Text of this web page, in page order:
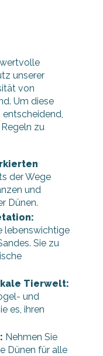
unserer
von
Um diese
zu
der Wege
und
Dünen.
lebenswichtige
Sie zu
Tierwelt:
und
es, ihren
Nehmen Sie
Dünen für alle